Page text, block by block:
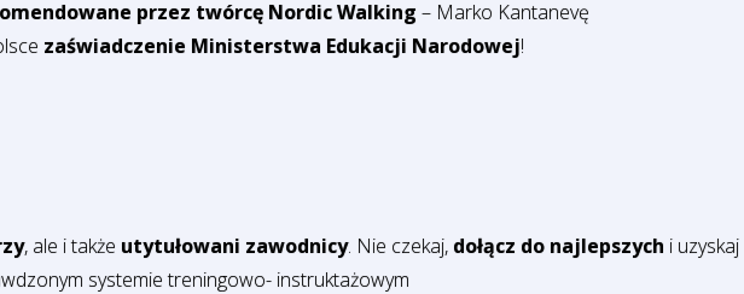
przez twórcę Nordic Walking – Marko Kantanevę
zaświadczenie Ministerstwa Edukacji Narodowej!
, ale i także utytułowani zawodnicy. Nie czekaj, dołącz do najlepszych i uzyskaj
systemie treningowo- instruktażowym